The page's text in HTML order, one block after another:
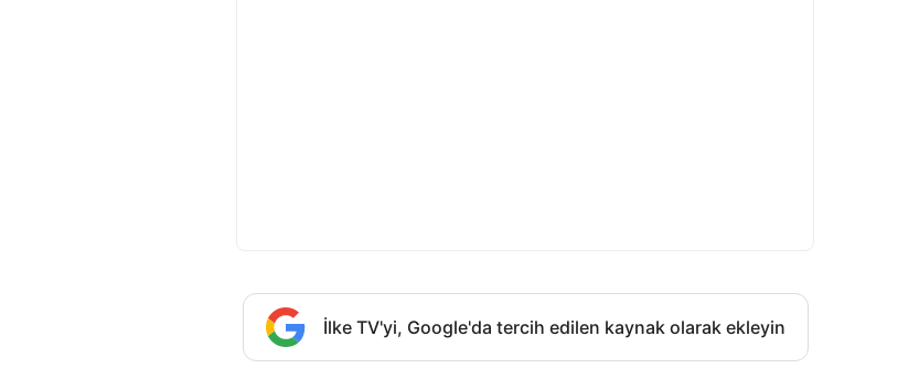
İlke TV'yi, Google'da tercih edilen kaynak olarak ekleyin